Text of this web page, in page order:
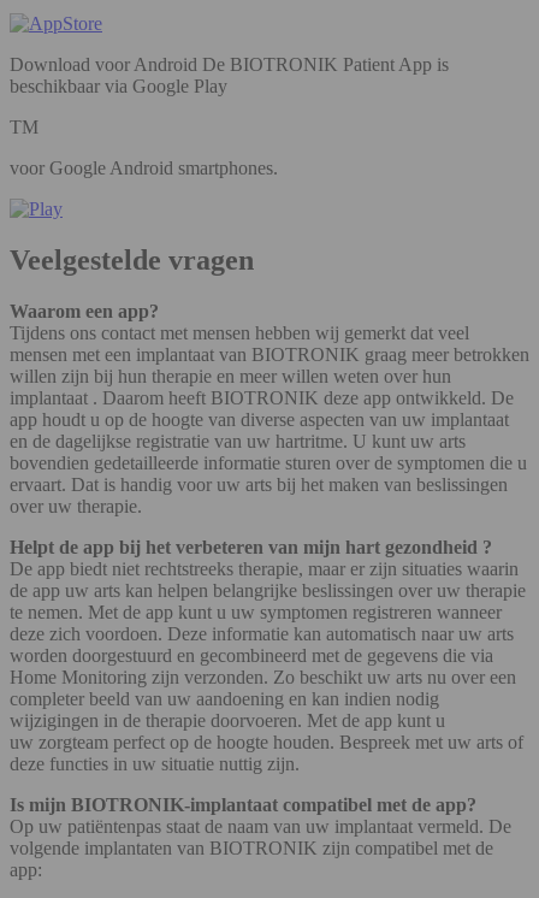
Download voor Android De BIOTRONIK Patient App is
beschikbaar via Google Play
TM
voor Google Android smartphones.
Veelgestelde vragen
Waarom een app?
Tijdens ons contact met mensen hebben wij gemerkt dat veel
mensen met een implantaat van BIOTRONIK graag meer betrokken
willen zijn bij hun therapie en meer willen weten over hun
implantaat . Daarom heeft BIOTRONIK deze app ontwikkeld. De
app houdt u op de hoogte van diverse aspecten van uw implantaat
en de dagelijkse registratie van uw hartritme. U kunt uw arts
bovendien gedetailleerde informatie sturen over de symptomen die u
ervaart. Dat is handig voor uw arts bij het maken van beslissingen
over uw therapie.
Helpt de app bij het verbeteren van mijn hart gezondheid ?
De app biedt niet rechtstreeks therapie, maar er zijn situaties waarin
de app uw arts kan helpen belangrijke beslissingen over uw therapie
te nemen. Met de app kunt u uw symptomen registreren wanneer
deze zich voordoen. Deze informatie kan automatisch naar uw arts
worden doorgestuurd en gecombineerd met de gegevens die via
Home Monitoring zijn verzonden. Zo beschikt uw arts nu over een
completer beeld van uw aandoening en kan indien nodig
wijzigingen in de therapie doorvoeren. Met de app kunt u
uw zorgteam perfect op de hoogte houden. Bespreek met uw arts of
deze functies in uw situatie nuttig zijn.
Is mijn BIOTRONIK-implantaat compatibel met de app?
Op uw patiëntenpas staat de naam van uw implantaat vermeld. De
volgende implantaten van BIOTRONIK zijn compatibel met de
app: